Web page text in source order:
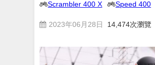
Scrambler 400 X Speed 400
2023年06月28日 14,474次瀏覽